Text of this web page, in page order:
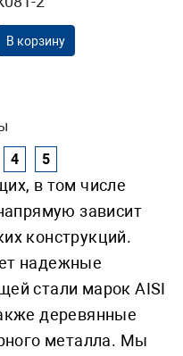
В корзину
4 5
в том числе
зависит
конструкций.
надежные
стали марок AISI
деревянные
металла. Мы